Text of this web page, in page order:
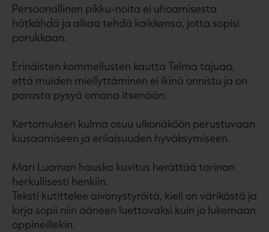
Persoonallinen pikku-noita ei uhoamisesta
hätkähdä ja alkaa tehdä kaikkensa, jotta sopisi
porukkaan.
Erinäisten kommellusten kautta Telma tajuaa,
että muiden miellyttäminen ei ikinä onnistu ja on
parasta pysyä omana itsenään.
Kertomuksen kulma osuu ulkonäköön perustuvaan
kiusaamiseen ja erilaisuuden hyväksymiseen.
Mari Luoman hauska kuvitus herättää tarinan
herkullisesti henkiin.
Teksti kutittelee aivonystyröitä, kieli on värikästä ja
kirja sopii niin ääneen luettavaksi kuin jo lukemaan
oppineillekin.